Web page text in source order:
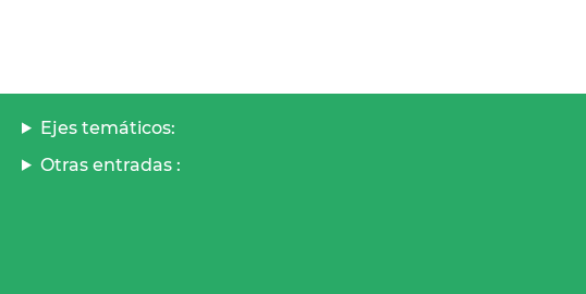
Ejes temáticos:
Otras entradas :